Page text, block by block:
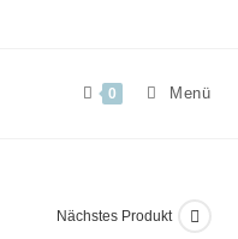
0 Menü
Nächstes Produkt